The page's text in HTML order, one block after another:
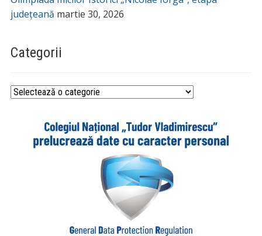
județeană martie 30, 2026
Categorii
Categorii